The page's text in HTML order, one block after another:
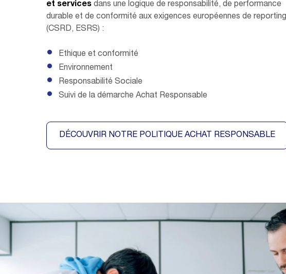
et services dans une logique de responsabilité, de performance
durable et de conformité aux exigences européennes de reporting
(CSRD, ESRS) :
Ethique et conformité
Environnement
Responsabilité Sociale
Suivi de la démarche Achat Responsable
DÉCOUVRIR NOTRE POLITIQUE ACHAT RESPONSABLE